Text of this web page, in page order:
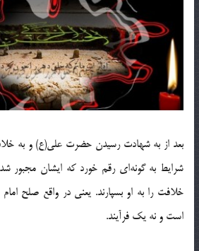
بعد از به شهادت رسیدن حضرت علی(ع) و به
شرایط به گونه‌ای رقم خورد که ایشان مجبور
خلافت را به او بسپارند. یعنی در واقع صلح
است و نه یک فرآیند.